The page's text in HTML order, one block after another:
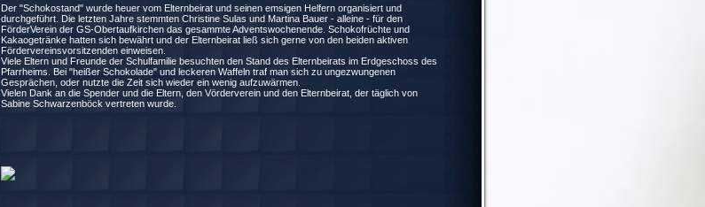
Der "Schokostand" wurde heuer vom Elternbeirat und seinen emsigen Helfern organisiert und
durchgeführt. Die letzten Jahre stemmten Christine Sulas und Martina Bauer - alleine - für den
FörderVerein der GS-Obertaufkirchen das gesammte Adventswochenende. Schokofrüchte und
Kakaogetränke hatten sich bewährt und der Elternbeirat ließ sich gerne von den beiden aktiven
Fördervereinsvorsitzenden einweisen.
Viele Eltern und Freunde der Schulfamilie besuchten den Stand des Elternbeirats im Erdgeschoss des
Pfarrheims. Bei "heißer Schokolade" und leckeren Waffeln traf man sich zu ungezwungenen
Gesprächen, oder nutzte die Zeit sich wieder ein wenig aufzuwärmen.
Vielen Dank an die Spender und die Eltern, den Vörderverein und den Elternbeirat, der täglich von
Sabine Schwarzenböck vertreten wurde.